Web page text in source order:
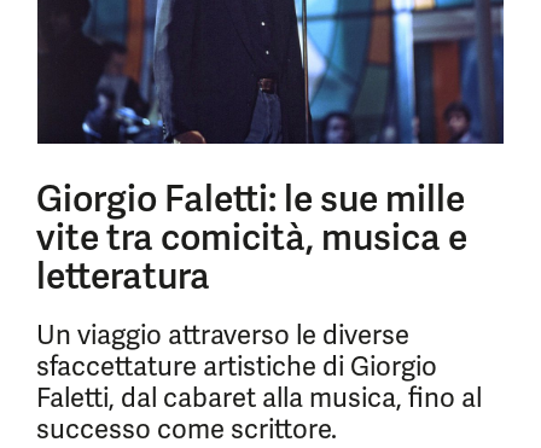
Giorgio Faletti: le sue mille
vite tra comicità, musica e
letteratura
Un viaggio attraverso le diverse
sfaccettature artistiche di Giorgio
Faletti, dal cabaret alla musica, fino al
successo come scrittore.